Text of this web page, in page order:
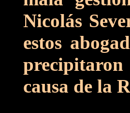
Nicolás
estos
causa de la